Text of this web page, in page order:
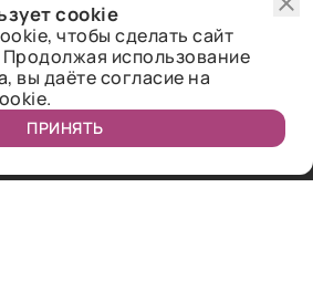
cookie
чтобы сделать сайт
использование
вы даёте согласие на
ПРИНЯТЬ